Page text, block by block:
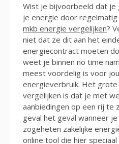
Wist je bijvoorbeeld dat je
je energie door
mkb energie vergelijken?
niet dat ze dit aan het
energiecontract moeten
weet je binnen no time
meest voordelig is voor
energieverbruik. Het
vergelijken is dat je met
aanbiedingen op een rij te
geval het geval wanneer
zogeheten zakelijke
online tool die hier